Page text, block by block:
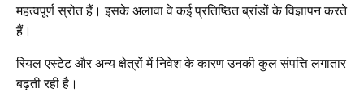
महत्वपूर्ण स्रोत हैं। इसके अलावा वे कई प्रतिष्ठित ब्रांडों के विज्ञापन करते
हैं।
रियल एस्टेट और अन्य क्षेत्रों में निवेश के कारण उनकी कुल संपत्ति लगातार
बढ़ती रही है।